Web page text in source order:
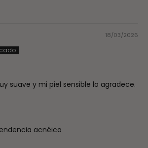
18/03/2026
suave y mi piel sensible lo agradece.
acnéica